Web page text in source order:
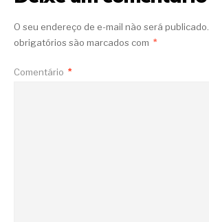
O seu endereço de e-mail não será publicado.
obrigatórios são marcados com *
Comentário *